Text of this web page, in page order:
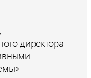
директора